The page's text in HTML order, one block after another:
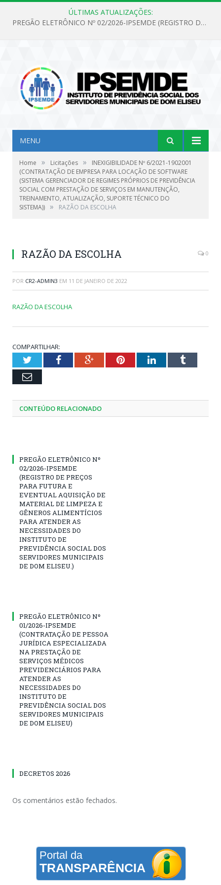
ÚLTIMAS ATUALIZAÇÕES:
PREGÃO ELETRÔNICO Nº 02/2026-IPSEMDE (REGISTRO DE PREÇOS PARA FUTURA E EVENTUAL AQUISIÇÃO DE MATERIAL DE LIMPEZA E GÊNEROS ALIMENTÍCIOS PARA ATENDER AS NECESSIDADES DO INSTITUTO DE PREVIDÊNCIA SOCIAL DOS SERVIDORES MUNICIPAIS DE DOM ELISEU.)
MENU
Home » Licitações »
INEXIGIBILIDADE Nº 6/2021-1902001
(CONTRATAÇÃO DE EMPRESA PARA LOCAÇÃO DE SOFTWARE
(SISTEMA GERENCIADOR DE REGIMES PRÓPRIOS DE PREVIDÊNCIA
SOCIAL COM PRESTAÇÃO DE SERVIÇOS EM MANUTENÇÃO,
TREINAMENTO, ATUALIZAÇÃO, SUPORTE TÉCNICO DO
SISTEMA)) » RAZÃO DA ESCOLHA
RAZÃO DA ESCOLHA 0
POR CR2-ADMIN3 EM 11 DE JANEIRO DE 2022
RAZÃO DA ESCOLHA
COMPARTILHAR:
TwitterFacebookGoogle+PinterestLinkedInTumblr
Email
CONTEÚDO RELACIONADO
PREGÃO ELETRÔNICO Nº
02/2026-IPSEMDE
(REGISTRO DE PREÇOS
PARA FUTURA E
EVENTUAL AQUISIÇÃO DE
MATERIAL DE LIMPEZA E
GÊNEROS ALIMENTÍCIOS
PARA ATENDER AS
NECESSIDADES DO
INSTITUTO DE
PREVIDÊNCIA SOCIAL DOS
SERVIDORES MUNICIPAIS
DE DOM ELISEU.)
PREGÃO ELETRÔNICO Nº
01/2026-IPSEMDE
(CONTRATAÇÃO DE PESSOA
JURÍDICA ESPECIALIZADA
NA PRESTAÇÃO DE
SERVIÇOS MÉDICOS
PREVIDENCIÁRIOS PARA
ATENDER AS
NECESSIDADES DO
INSTITUTO DE
PREVIDÊNCIA SOCIAL DOS
SERVIDORES MUNICIPAIS
DE DOM ELISEU)
DECRETOS 2026
Os comentários estão fechados.
Portal da
TRANSPARÊNCIA